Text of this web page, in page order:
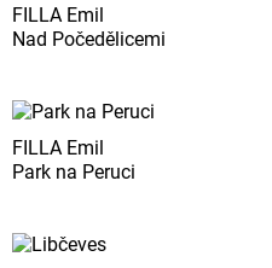
FILLA Emil
Nad Počedělicemi
FILLA Emil
Park na Peruci